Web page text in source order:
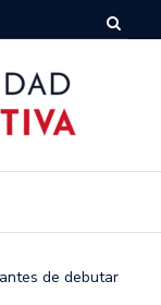
de debutar